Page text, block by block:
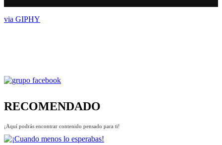
via GIPHY
RECOMENDADO
¡Aquí podrás encontrar contenido pensado para ti!